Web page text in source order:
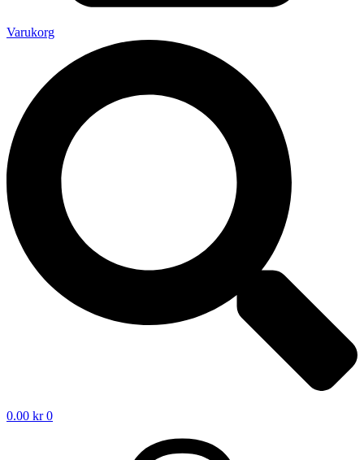
Varukorg
0.00 kr 0